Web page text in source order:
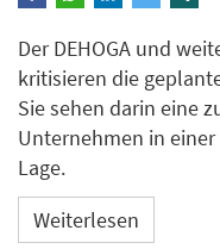
Der DEHOGA und
kritisieren die
Sie sehen darin eine
Unternehmen in
Lage.
Weiterlesen